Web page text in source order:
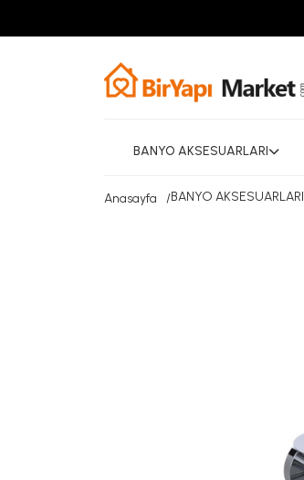
BANYO AKSESUARLARI
Anasayfa BANYO AKSESUARLARI